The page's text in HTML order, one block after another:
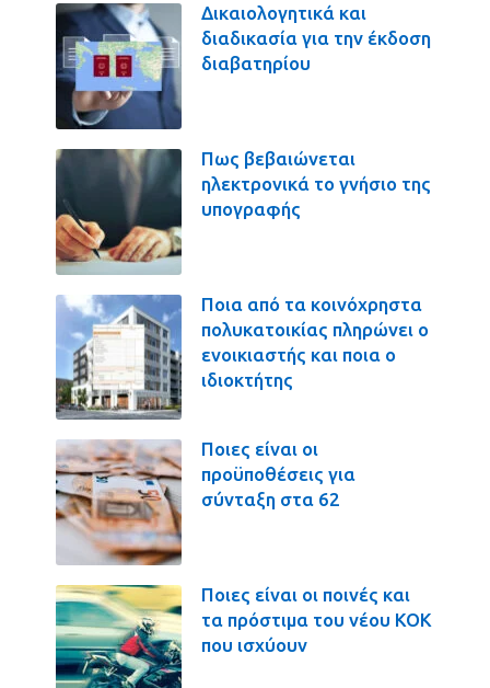
Δικαιολογητικά και
διαδικασία για την έκδοση
διαβατηρίου
Πως βεβαιώνεται
ηλεκτρονικά το γνήσιο της
υπογραφής
Ποια από τα κοινόχρηστα
πολυκατοικίας πληρώνει ο
ενοικιαστής και ποια ο
ιδιοκτήτης
Ποιες είναι οι
προϋποθέσεις για
σύνταξη στα 62
Ποιες είναι οι ποινές και
τα πρόστιμα του νέου ΚΟΚ
που ισχύουν